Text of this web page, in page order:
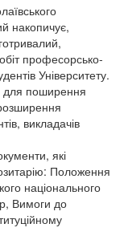
накопичує,
професорсько-
Університету.
для поширення
викладачів
які
Положення
національного
Вимоги до